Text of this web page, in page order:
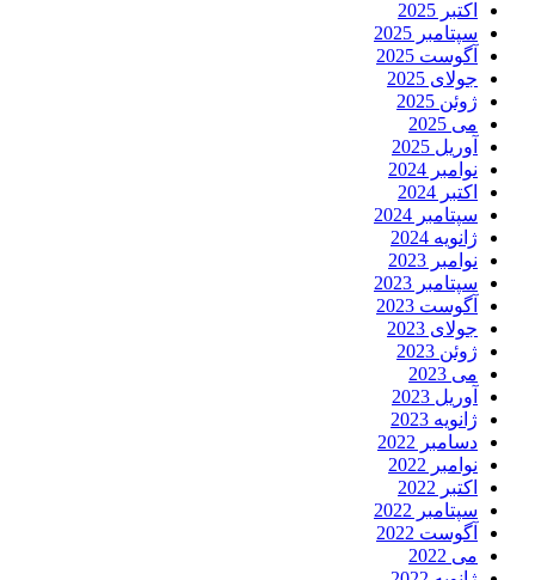
اکتبر 2025
سپتامبر 2025
آگوست 2025
جولای 2025
ژوئن 2025
می 2025
آوریل 2025
نوامبر 2024
اکتبر 2024
سپتامبر 2024
ژانویه 2024
نوامبر 2023
سپتامبر 2023
آگوست 2023
جولای 2023
ژوئن 2023
می 2023
آوریل 2023
ژانویه 2023
دسامبر 2022
نوامبر 2022
اکتبر 2022
سپتامبر 2022
آگوست 2022
می 2022